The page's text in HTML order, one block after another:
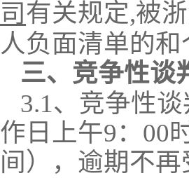
司有关规定,被
人负面清单的
三、 竞争性谈
3.1、 竞争性
作日上午9：00
间），逾期不再